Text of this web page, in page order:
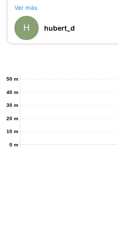
</p>
<p>
Blog : http://
lauthie.html</p>
Ver más
H hubert_d
0 m
10 m
20 m
30 m
40 m
50 m